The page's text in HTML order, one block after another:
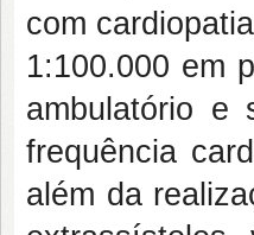
com
1:100.000 em
ambulatório e
frequência
além da